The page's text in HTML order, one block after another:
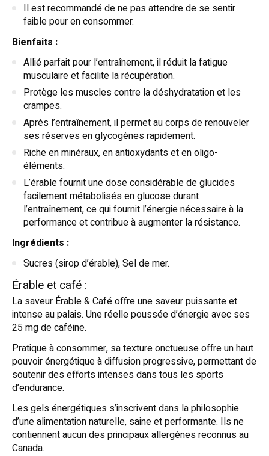
Il est recommandé de ne pas attendre de se sentir
faible pour en consommer.
Bienfaits :
Allié parfait pour l’entraînement, il réduit la fatigue
musculaire et facilite la récupération.
Protège les muscles contre la déshydratation et les
crampes.
Après l’entraînement, il permet au corps de renouveler
ses réserves en glycogènes rapidement.
Riche en minéraux, en antioxydants et en oligo-
éléments.
L’érable fournit une dose considérable de glucides
facilement métabolisés en glucose durant
l’entraînement, ce qui fournit l’énergie nécessaire à la
performance et contribue à augmenter la résistance.
Ingrédients :
Sucres (sirop d’érable), Sel de mer.
Érable et café :
La saveur Érable & Café offre une saveur puissante et
intense au palais. Une réelle poussée d’énergie avec ses
25 mg de caféine.
Pratique à consommer, sa texture onctueuse offre un haut
pouvoir énergétique à diffusion progressive, permettant de
soutenir des efforts intenses dans tous les sports
d’endurance.
Les gels énergétiques s’inscrivent dans la philosophie
d’une alimentation naturelle, saine et performante. Ils ne
contiennent aucun des principaux allergènes reconnus au
Canada.